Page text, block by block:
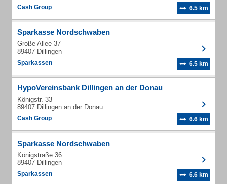
Cash Group 6.5 km
Sparkasse Nordschwaben
Große Allee 37
89407 Dillingen
Sparkassen 6.5 km
HypoVereinsbank Dillingen an der Donau
Königstr. 33
89407 Dillingen an der Donau
Cash Group 6.6 km
Sparkasse Nordschwaben
Königstraße 36
89407 Dillingen
Sparkassen 6.6 km